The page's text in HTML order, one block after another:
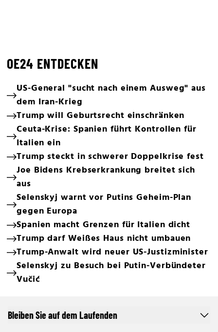
OE24 ENTDECKEN
US-General "sucht nach einem Ausweg" aus
dem Iran-Krieg
Trump will Geburtsrecht einschränken
Ceuta-Krise: Spanien führt Kontrollen für
Italien ein
Trump steckt in schwerer Doppelkrise fest
Joe Bidens Krebserkrankung breitet sich
aus
Selenskyj warnt vor Putins Geheim-Plan
gegen Europa
Spanien macht Grenzen für Italien dicht
Trump darf Weißes Haus nicht umbauen
Trump-Anwalt wird neuer US-Justizminister
Selenskyj zu Besuch bei Putin-Verbündeter
Vučić
Bleiben Sie auf dem Laufenden